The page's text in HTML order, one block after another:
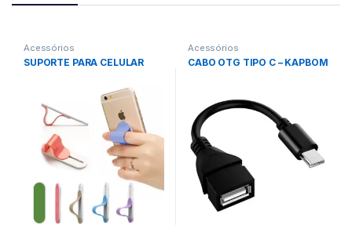
Acessórios
SUPORTE PARA CELULAR
Acessórios
CABO OTG TIPO C – KAPBOM